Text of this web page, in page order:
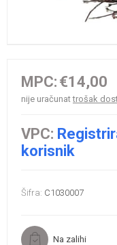
MPC: €14,00
nije uračunattrošak
VPC:
korisnik
Šifra: C1030007
Na zalihi